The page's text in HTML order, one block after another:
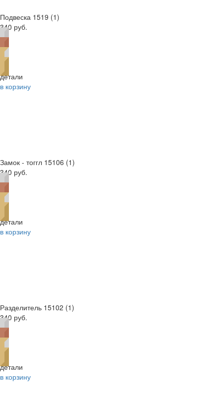
Подвеска 1519 (1)
340 руб.
детали
в корзину
Замок - тоггл 15106 (1)
340 руб.
детали
в корзину
Разделитель 15102 (1)
340 руб.
детали
в корзину